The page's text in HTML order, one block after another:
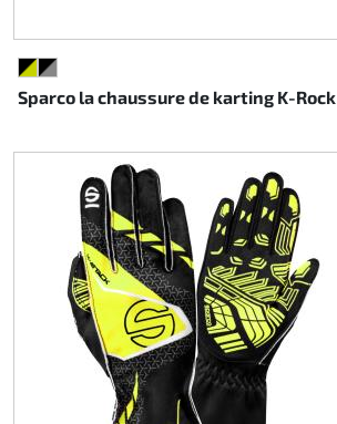
Sparco la chaussure de karting K-Rock
NOIR/JAUNE FLUO
NOIR/GRIS